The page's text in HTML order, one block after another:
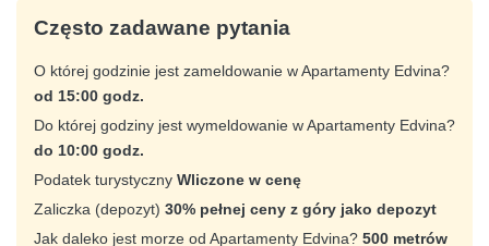
Często zadawane pytania
O której godzinie jest zameldowanie w Apartamenty Edvina?
od 15:00 godz.
Do której godziny jest wymeldowanie w Apartamenty Edvina?
do 10:00 godz.
Podatek turystyczny Wliczone w cenę
Zaliczka (depozyt) 30% pełnej ceny z góry jako depozyt
Jak daleko jest morze od Apartamenty Edvina? 500 metrów